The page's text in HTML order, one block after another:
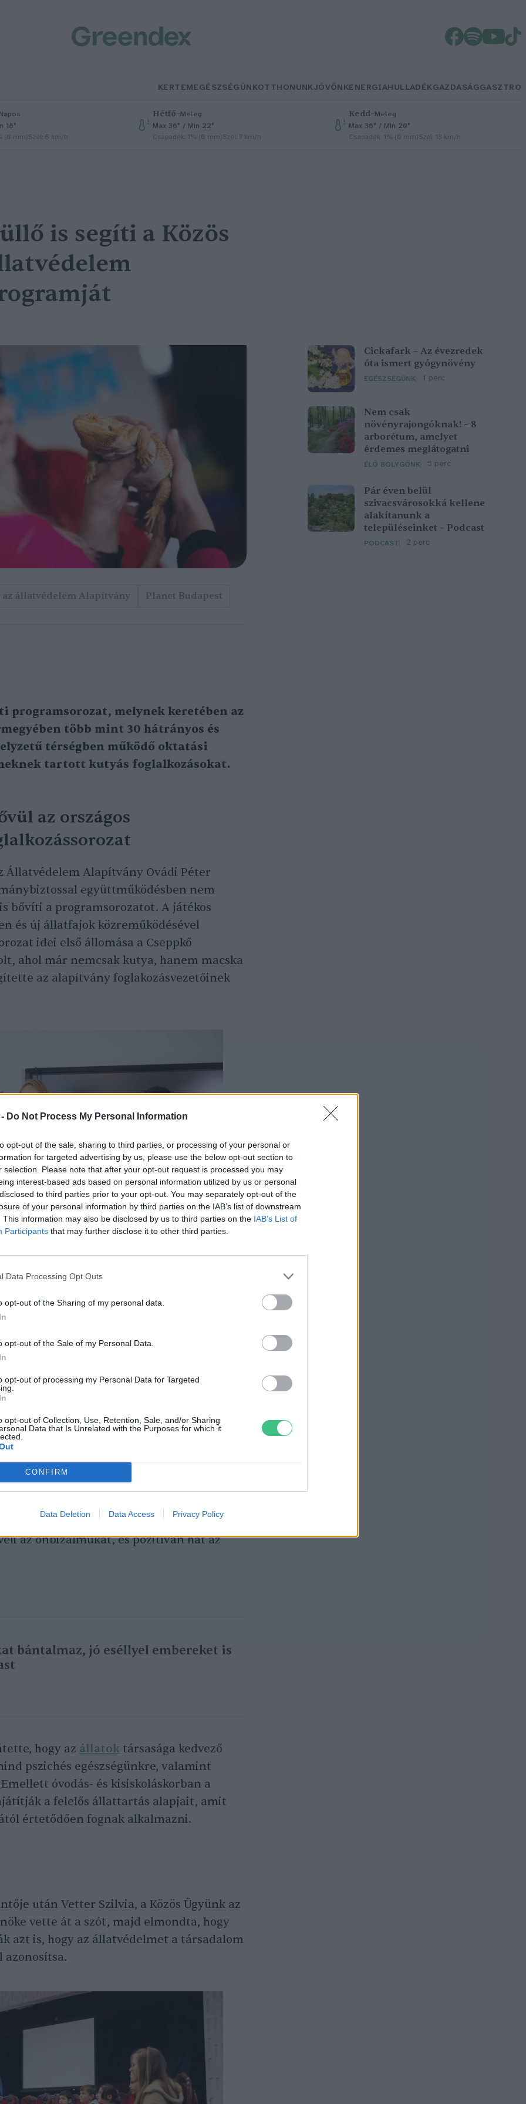
Do Not Process My Personal Information
opt-out of the sale, sharing to third parties, or processing of your personal or
for targeted advertising by us, please use the below opt-out section to
selection. Please note that after your opt-out request is processed you may
interest-based ads based on personal information utilized by us or personal
to third parties prior to your opt-out. You may separately opt-out of the
of your personal information by third parties on the IAB’s list of downstream
This information may also be disclosed by us to third parties on the IAB’s List of
Participants that may further disclose it to other third parties.
Data Processing Opt Outs
opt-out of the Sharing of my personal data.
opt-out of the Sale of my Personal Data.
opt-out of processing my Personal Data for Targeted
opt-out of Collection, Use, Retention, Sale, and/or Sharing
Data that Is Unrelated with the Purposes for which it
CONFIRM
Data Deletion Data Access Privacy Policy
KERTEMEGÉSZSÉGÜNKOTTHONUNKJÖVŐNKENERGIAHULLADÉKGAZDASÁGGASZTRO
Napos
18°
(0 mm)Szél: 6 km/h
Hétfő–Meleg
Max 36° / Min 22°
Csapadék: 1% (0 mm)Szél: 7 km/h
Kedd–Meleg
Max 36° / Min 20°
Csapadék: 1% (0 mm)Szél: 13 km/h
Cickafark – Az évezredek
óta ismert gyógynövény
EGÉSZSÉGÜNK 1 perc
Nem csak
növényrajongóknak! – 8
arborétum, amelyet
érdemes meglátogatni
ÉLŐ BOLYGÓNK 5 perc
Pár éven belül
szivacsvárosokká kellene
alakítanunk a
településeinket – Podcast
PODCAST 2 perc
is segíti a Közös
az állatvédelem Alapítvány Planet Budapest
programsorozat, melynek keretében az
több mint 30 hátrányos és
térségben működő oktatási
tartott kutyás foglalkozásokat.
az országos
Állatvédelem Alapítvány Ovádi Péter
együttműködésben nem
bővíti a programsorozatot. A játékos
és új állatfajok közreműködésével
idei első állomása a Cseppkő
ahol már nemcsak kutya, hanem macska
az alapítvány foglakozásvezetőinek
Ovádi Péter
Alapítvány
Herczeg Krisztián, a Cseppkő
igazgatója köszöntötte a
hogy fantasztikus és maradandó élményt
ilyen foglalkozás.
jótékony hatású az állatok
való kapcsolaton keresztül a
a törődést, a gondoskodást. Ezek
is kiemelt szerepet játszik majd.
hat a gyermekek
az önbizalmukat, és pozitívan hat az
bántalmaz, jó eséllyel embereket is
hogy az állatok társasága kedvező
pszichés egészségünkre, valamint
óvodás- és kisiskoláskorban a
a felelős állattartás alapjait, amit
értetődően fognak alkalmazni.
után Vetter Szilvia, a Közös Ügyünk az
vette át a szót, majd elmondta, hogy
azt is, hogy az állatvédelmet a társadalom
azonosítsa.